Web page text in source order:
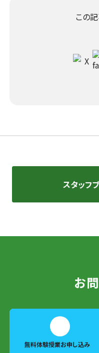
この
スタッフ
お
無料体験授業お申し込み